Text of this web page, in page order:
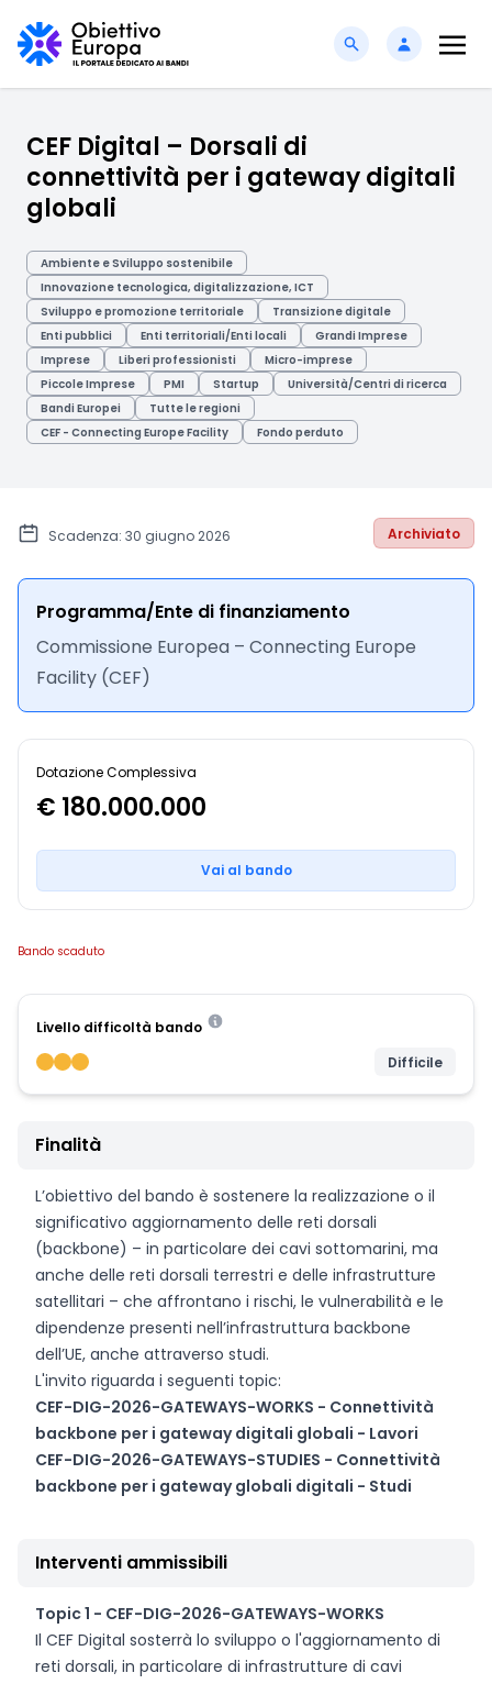
CEF Digital – Dorsali di
connettività per i gateway digitali
globali
Ambiente e Sviluppo sostenibile
Innovazione tecnologica, digitalizzazione, ICT
Sviluppo e promozione territoriale
Transizione digitale
Enti pubblici
Enti territoriali/Enti locali
Grandi Imprese
Imprese
Liberi professionisti
Micro-imprese
Piccole Imprese
PMI Startup
Università/Centri di ricerca
Bandi Europei
Tutte le regioni
CEF - Connecting Europe Facility
Fondo perduto
Scadenza: 30 giugno 2026 Archiviato
Programma/Ente di finanziamento
Commissione Europea – Connecting Europe
Facility (CEF)
Dotazione Complessiva
€ 180.000.000
Vai al bando
Bando scaduto
Livello difficoltà bando
Difficile
Finalità
L’obiettivo del bando è sostenere la realizzazione o il
significativo aggiornamento delle reti dorsali
(backbone) – in particolare dei cavi sottomarini, ma
anche delle reti dorsali terrestri e delle infrastrutture
satellitari – che affrontano i rischi, le vulnerabilità e le
dipendenze presenti nell’infrastruttura backbone
dell’UE, anche attraverso studi.
L'invito riguarda i seguenti topic:
CEF-DIG-2026-GATEWAYS-WORKS - Connettività
backbone per i gateway digitali globali - Lavori
CEF-DIG-2026-GATEWAYS-STUDIES - Connettività
backbone per i gateway globali digitali - Studi
Interventi ammissibili
Topic 1 - CEF-DIG-2026-GATEWAYS-WORKS
Il CEF Digital sosterrà lo sviluppo o l'aggiornamento di
reti dorsali, in particolare di infrastrutture di cavi